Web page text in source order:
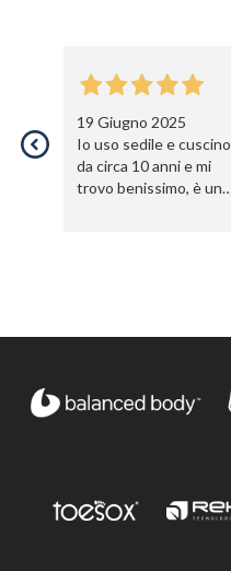
19 Giugno 2025
Io uso sedile e cuscino
da circa 10 anni e mi
trovo benissimo, è un